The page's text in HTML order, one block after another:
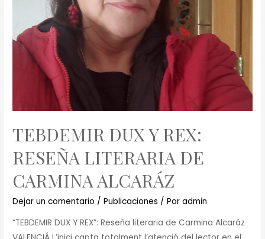
TEBDEMIR DUX Y REX:
RESEÑA LITERARIA DE
CARMINA ALCARÁZ
Dejar un comentario /Publicaciones / Poradmin
“TEBDEMIR DUX Y REX”: Reseña literaria de Carmina Alcaráz